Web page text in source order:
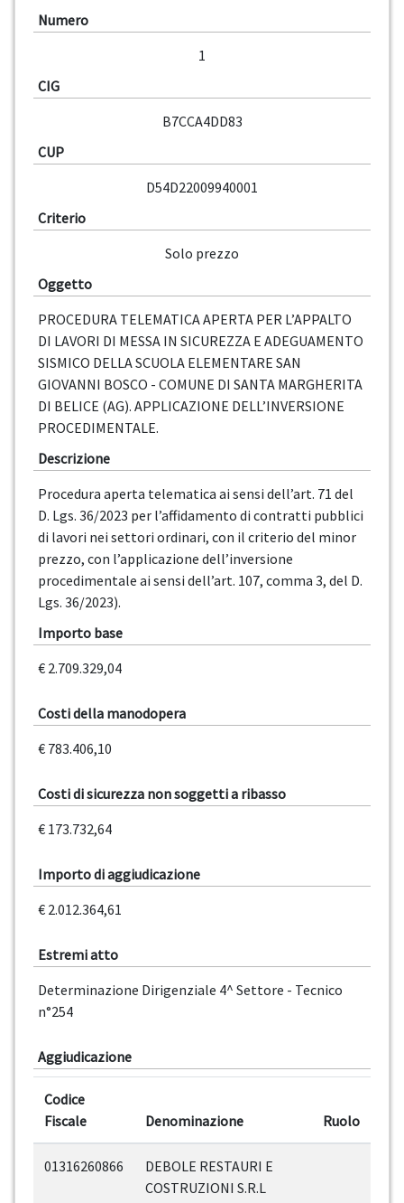
Numero
1
CIG
B7CCA4DD83
CUP
D54D22009940001
Criterio
Solo prezzo
Oggetto
PROCEDURA TELEMATICA APERTA PER L’APPALTO
DI LAVORI DI MESSA IN SICUREZZA E ADEGUAMENTO
SISMICO DELLA SCUOLA ELEMENTARE SAN
GIOVANNI BOSCO - COMUNE DI SANTA MARGHERITA
DI BELICE (AG). APPLICAZIONE DELL’INVERSIONE
PROCEDIMENTALE.
Descrizione
Procedura aperta telematica ai sensi dell’art. 71 del
D. Lgs. 36/2023 per l’affidamento di contratti pubblici
di lavori nei settori ordinari, con il criterio del minor
prezzo, con l’applicazione dell’inversione
procedimentale ai sensi dell’art. 107, comma 3, del D.
Lgs. 36/2023).
Importo base
€ 2.709.329,04
Costi della manodopera
€ 783.406,10
Costi di sicurezza non soggetti a ribasso
€ 173.732,64
Importo di aggiudicazione
€ 2.012.364,61
Estremi atto
Determinazione Dirigenziale 4^ Settore - Tecnico
n°254
Aggiudicazione
Codice
Fiscale
Denominazione Ruolo
01316260866
DEBOLE RESTAURI E
COSTRUZIONI S.R.L